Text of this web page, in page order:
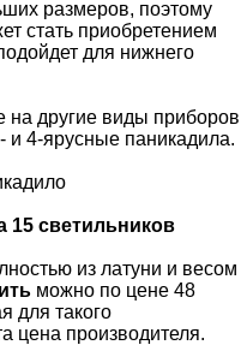
размеров, поэтому
стать приобретением
для нижнего
другие виды приборов
и 4-ярусные паникадила.
15 светильников
из латуни и весом
можно по цене 48
для такого
цена производителя.